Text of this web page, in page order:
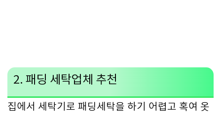
2. 패딩 세탁업체 추천
집에서 세탁기로 패딩세탁을 하기 어렵고 혹여 옷